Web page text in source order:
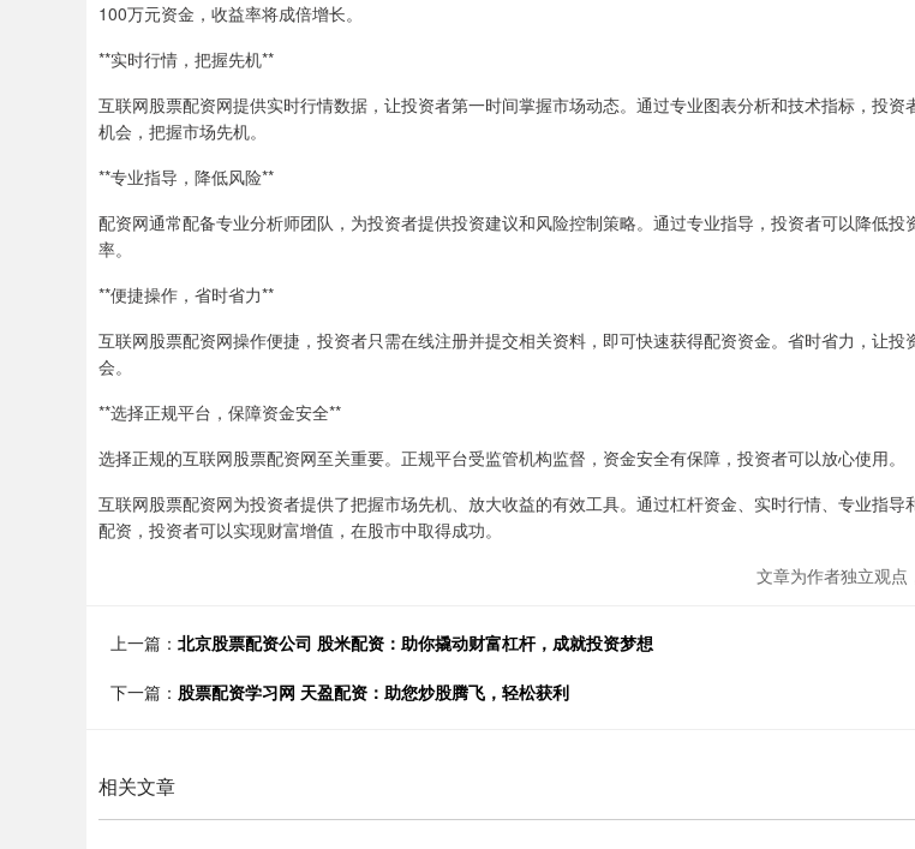
100万元资金，收益率将成倍增长。
**实时行情，把握先机**
互联网股票配资网提供实时行情数据，让投资者第一时间掌握市场动态。通过专业图表分析和技术指标，投资
机会，把握市场先机。
**专业指导，降低风险**
配资网通常配备专业分析师团队，为投资者提供投资建议和风险控制策略。通过专业指导，投资者可以降低投
率。
**便捷操作，省时省力**
互联网股票配资网操作便捷，投资者只需在线注册并提交相关资料，即可快速获得配资资金。省时省力，让投
会。
**选择正规平台，保障资金安全**
选择正规的互联网股票配资网至关重要。正规平台受监管机构监督，资金安全有保障，投资者可以放心使用。
互联网股票配资网为投资者提供了把握市场先机、放大收益的有效工具。通过杠杆资金、实时行情、专业指导
配资，投资者可以实现财富增值，在股市中取得成功。
文章为作者独立观点
上一篇： 北京股票配资公司 股米配资：助你撬动财富杠杆，成就投资梦想
下一篇： 股票配资学习网 天盈配资：助您炒股腾飞，轻松获利
相关文章